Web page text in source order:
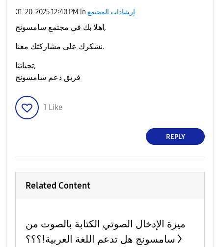
‎01-20-202512:40 PM in إرشادات المجتمع
اهلا بك في مجتمع سامسونج,
نشكرك على مشاركتك معنا.
تحياتنا,
فريق دعم سامسونج
1 Like
REPLY
Related Content
ميزة الإدخال الصوتي الكتابة بالصوت من
سامسونج هل تدعم اللغة العربية!؟؟؟